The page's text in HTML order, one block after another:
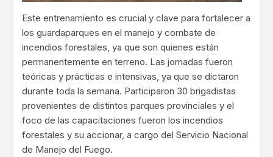
Este entrenamiento es crucial y clave para fortalecer a
los guardaparques en el manejo y combate de
incendios forestales, ya que son quienes están
permanentemente en terreno. Las jornadas fueron
teóricas y prácticas e intensivas, ya que se dictaron
durante toda la semana. Participaron 30 brigadistas
provenientes de distintos parques provinciales y el
foco de las capacitaciones fueron los incendios
forestales y su accionar, a cargo del Servicio Nacional
de Manejo del Fuego.